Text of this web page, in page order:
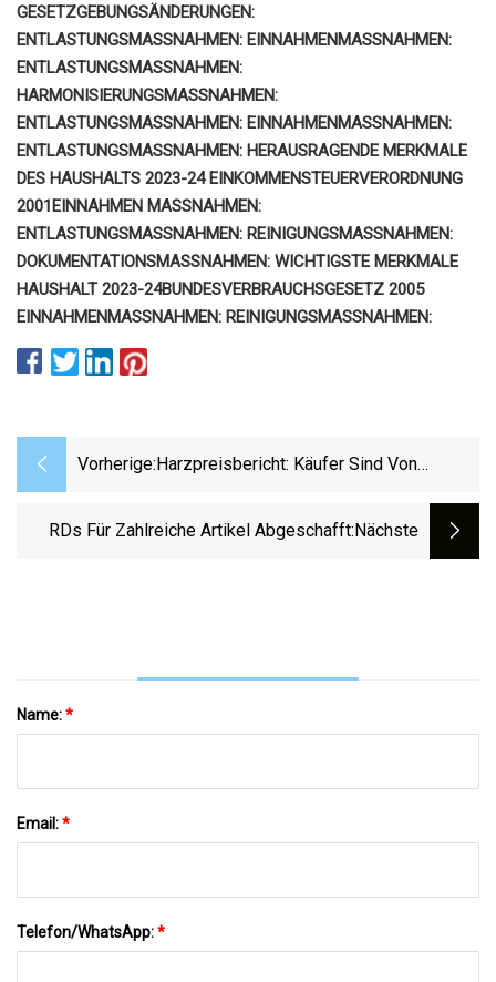
GESETZGEBUNGSÄNDERUNGEN:
ENTLASTUNGSMASSNAHMEN: EINNAHMENMASSNAHMEN:
ENTLASTUNGSMASSNAHMEN:
HARMONISIERUNGSMASSNAHMEN:
ENTLASTUNGSMASSNAHMEN: EINNAHMENMASSNAHMEN:
ENTLASTUNGSMASSNAHMEN: HERAUSRAGENDE MERKMALE
DES HAUSHALTS 2023-24 EINKOMMENSTEUERVERORDNUNG
2001EINNAHMEN MASSNAHMEN:
ENTLASTUNGSMASSNAHMEN: REINIGUNGSMASSNAHMEN:
DOKUMENTATIONSMASSNAHMEN: WICHTIGSTE MERKMALE
HAUSHALT 2023-24BUNDESVERBRAUCHSGESETZ 2005
EINNAHMENMASSNAHMEN: REINIGUNGSMASSNAHMEN:
Vorherige: Harzpreisbericht: Käufer Sind Von
RDs Für Zahlreiche Artikel Abgeschafft:nächste
Name:*
Email:*
Telefon/WhatsApp:*